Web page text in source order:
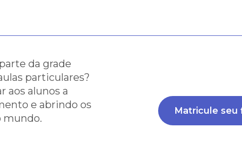
da grade
particulares?
aos alunos a
e abrindo os
mundo.
Matricule seu
no número (62) 3395-8002.